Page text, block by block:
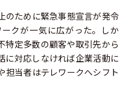
ために緊急事態宣言が発令
クが一気に広がった。しか
特定多数の顧客や取引先から
に対応しなければ企業活動に
担当者はテレワークへシフト